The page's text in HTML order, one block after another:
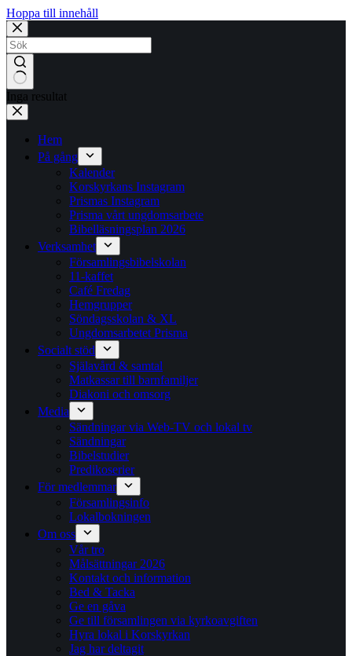
Hoppa till innehåll
Inga resultat
Hem
På gång
Kalender
Korskyrkans Instagram
Prismas Instagram
Prisma vårt ungdomsarbete
Bibelläsningsplan 2026
Verksamhet
Församlingsbibelskolan
11-kaffet
Café Fredag
Hemgrupper
Söndagsskolan & XL
Ungdomsarbetet Prisma
Socialt stöd
Själavård & samtal
Matkassar till barnfamiljer
Diakoni och omsorg
Media
Sändningar via Web-TV och lokal tv
Sändningar
Bibelstudier
Predikoserier
För medlemmar
Församlingsinfo
Lokalbokningen
Om oss
Vår tro
Målsättningar 2026
Kontakt och information
Bed & Tacka
Ge en gåva
Ge till församlingen via kyrkoavgiften
Hyra lokal i Korskyrkan
Jag har deltagit